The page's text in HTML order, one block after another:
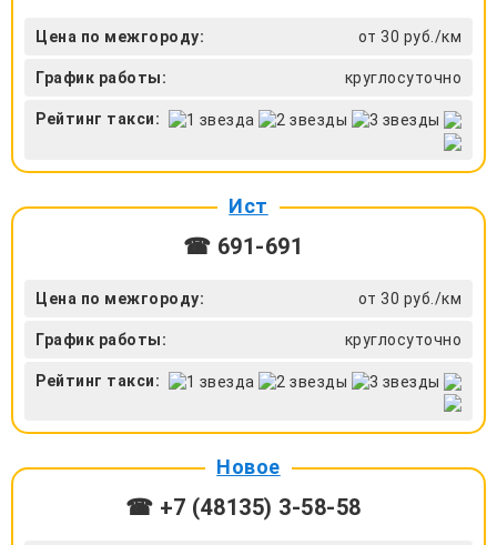
Цена по межгороду: от 30 руб./км
График работы: круглосуточно
Рейтинг такси:
Ист
☎ 691-691
Цена по межгороду: от 30 руб./км
График работы: круглосуточно
Рейтинг такси:
Новое
☎ +7 (48135) 3-58-58